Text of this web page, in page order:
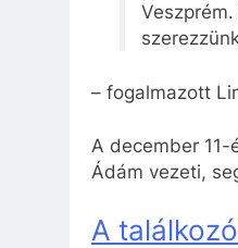
– fogalmazott
A december 11-
Ádám vezeti,
A